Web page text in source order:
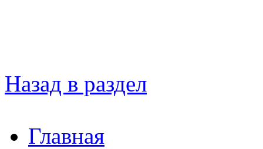
Назад в раздел
Главная